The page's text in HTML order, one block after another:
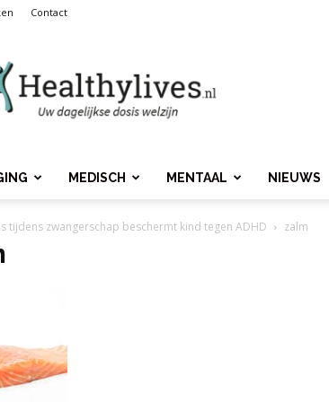
Contact
MEDISCH MENTAAL NIEUWS
tijdens zwangerschap beschermt kind tegen ADHD zalm